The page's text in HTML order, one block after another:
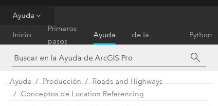
Ayuda
Inicio
Primeros
pasos
Ayuda
de la
herramienta
Python
Ayuda Producción
Roads and Highways
Conceptos de Location Referencing